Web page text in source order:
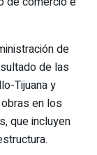
de
de las
Tijuana y
en los
que incluyen